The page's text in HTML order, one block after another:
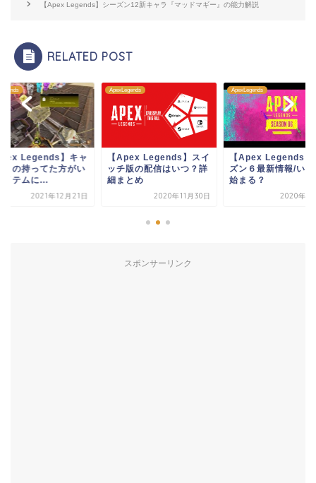
【Apex Legends】シーズン12新キャラ『マッドマギー』の能力解説
RELATED POST
Legends】スイ
版の配信はいつ？詳
とめ
2020年11月30日
ApexLegends
【Apex Legends】シー
ズン６最新情報/いつから
始まる？
2020年8月11日
ApexLegends
【Apex Legends】
ラごとの持ってた方
いアイテムに...
2021年12
スポンサーリンク